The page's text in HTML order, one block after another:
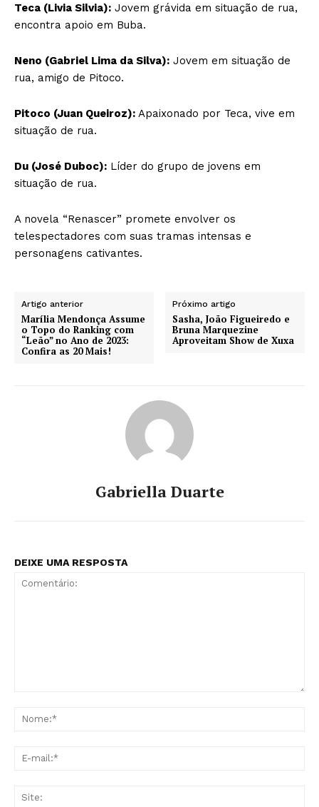
Teca (Livia Silvia): Jovem grávida em situação de rua,
encontra apoio em Buba.
Neno (Gabriel Lima da Silva): Jovem em situação de
rua, amigo de Pitoco.
Pitoco (Juan Queiroz): Apaixonado por Teca, vive em
situação de rua.
Du (José Duboc): Líder do grupo de jovens em
situação de rua.
A novela “Renascer” promete envolver os
telespectadores com suas tramas intensas e
personagens cativantes.
Artigo anterior
Marília Mendonça Assume
o Topo do Ranking com
“Leão” no Ano de 2023:
Confira as 20 Mais!
Próximo artigo
Sasha, João Figueiredo e
Bruna Marquezine
Aproveitam Show de Xuxa
Gabriella Duarte
DEIXE UMA RESPOSTA